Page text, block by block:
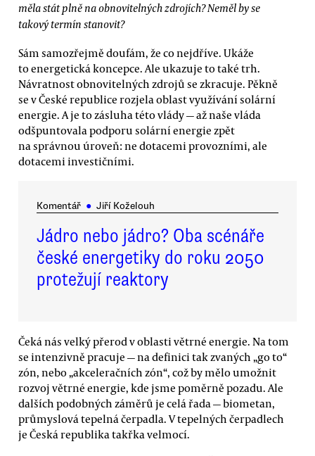
měla stát plně na obnovitelných zdrojích? Neměl by se
takový termín stanovit?
Sám samozřejmě doufám, že co nejdříve. Ukáže
to energetická koncepce. Ale ukazuje to také trh.
Návratnost obnovitelných zdrojů se zkracuje. Pěkně
se v České republice rozjela oblast využívání solární
energie. A je to zásluha této vlády — až naše vláda
odšpuntovala podporu solární energie zpět
na správnou úroveň: ne dotacemi provozními, ale
dotacemi investičními.
Komentář ● Jiří Koželouh
Jádro nebo jádro? Oba scénáře
české energetiky do roku 2050
protežují reaktory
Čeká nás velký přerod v oblasti větrné energie. Na tom
se intenzivně pracuje — na definici tak zvaných „go to“
zón, nebo „akceleračních zón“, což by mělo umožnit
rozvoj větrné energie, kde jsme poměrně pozadu. Ale
dalších podobných záměrů je celá řada — biometan,
průmyslová tepelná čerpadla. V tepelných čerpadlech
je Česká republika takřka velmocí.